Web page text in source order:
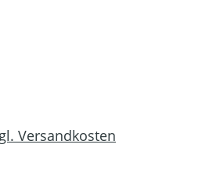
Versandkosten